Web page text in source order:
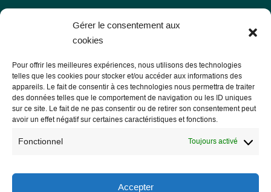
Gérer le consentement aux
cookies
Pour offrir les meilleures expériences, nous utilisons des technologies
telles que les cookies pour stocker et/ou accéder aux informations des
appareils. Le fait de consentir à ces technologies nous permettra de traiter
des données telles que le comportement de navigation ou les ID uniques
sur ce site. Le fait de ne pas consentir ou de retirer son consentement peut
avoir un effet négatif sur certaines caractéristiques et fonctions.
Fonctionnel Toujours activé
Accepter
Les Libres Géographes
56000 Vannes
— Nous contacter